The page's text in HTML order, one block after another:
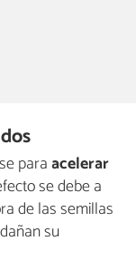
paraacelerar
se debe a
de las semillas
su